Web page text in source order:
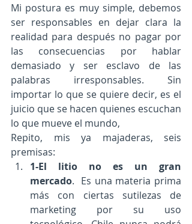
Mi postura es muy simple, debemos
ser responsables en dejar clara la
realidad para después no pagar por
las consecuencias por hablar
demasiado y ser esclavo de las
palabras irresponsables. Sin
importar lo que se quiere decir, es el
juicio que se hacen quienes escuchan
lo que mueve el mundo,
Repito, mis ya majaderas, seis
premisas:
1-El litio no es un gran
mercado.  Es una materia prima
más con ciertas sutilezas de
marketing por su uso